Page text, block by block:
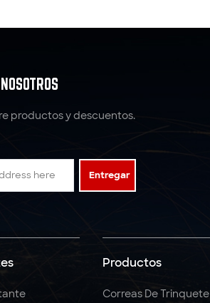
Eslinga de
de poliéster
productos y descuentos.
Entregar
Productos
Correas De Trinquete